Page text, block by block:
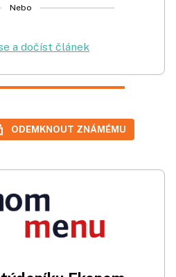
Nebo
a dočíst článek
ODEMKNOUT ZNÁMÉMU